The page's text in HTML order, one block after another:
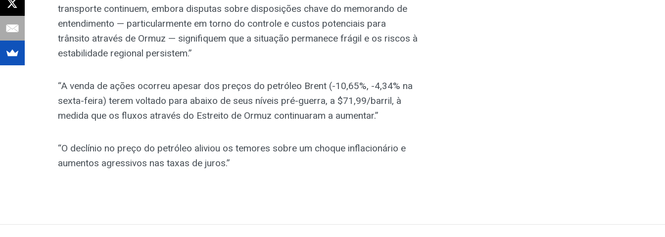
transporte continuem, embora disputas sobre disposições chave do memorando de
entendimento — particularmente em torno do controle e custos potenciais para
trânsito através de Ormuz — signifiquem que a situação permanece frágil e os riscos à
estabilidade regional persistem.”
“A venda de ações ocorreu apesar dos preços do petróleo Brent (-10,65%, -4,34% na
sexta-feira) terem voltado para abaixo de seus níveis pré-guerra, a $71,99/barril, à
medida que os fluxos através do Estreito de Ormuz continuaram a aumentar.”
“O declínio no preço do petróleo aliviou os temores sobre um choque inflacionário e
aumentos agressivos nas taxas de juros.”